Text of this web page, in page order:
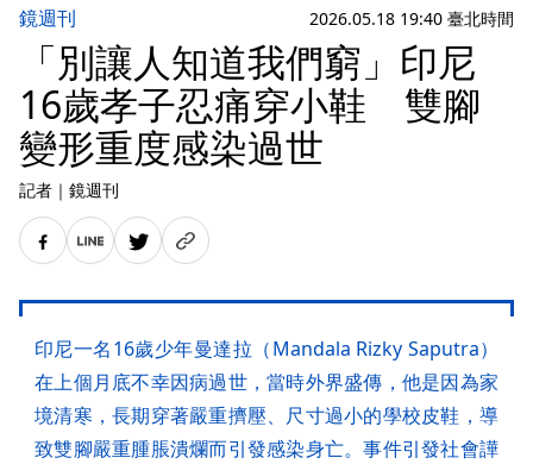
鏡週刊 2026.05.18 19:40 臺北時間
「別讓人知道我們窮」印尼
16歲孝子忍痛穿小鞋 雙腳
變形重度感染過世
記者 ｜ 鏡週刊
印尼一名16歲少年曼達拉（Mandala Rizky Saputra）
在上個月底不幸因病過世，當時外界盛傳，他是因為家
境清寒，長期穿著嚴重擠壓、尺寸過小的學校皮鞋，導
致雙腳嚴重腫脹潰爛而引發感染身亡。事件引發社會譁